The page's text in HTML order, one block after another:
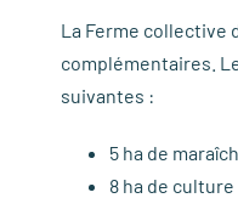
La Ferme collective
complémentaires.
suivantes :
5 ha de
8 ha de